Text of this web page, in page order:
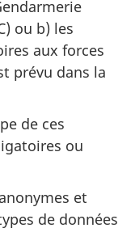
ou b) les
aux forces
prévu dans la
de ces
ou
et
de données